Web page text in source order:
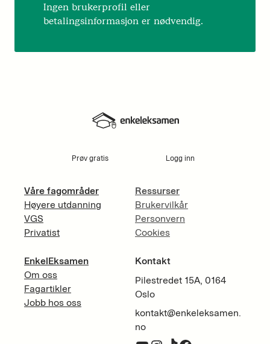
Ingen brukerprofil eller
betalingsinformasjon er nødvendig.
Prøv gratis Logg inn
Våre fagområder
Høyere utdanning
VGS
Privatist
EnkelEksamen
Om oss
Fagartikler
Jobb hos oss
Ressurser
Brukervilkår
Personvern
Cookies
Kontakt
Pilestredet 15A, 0164
Oslo
kontakt@enkeleksamen.
no